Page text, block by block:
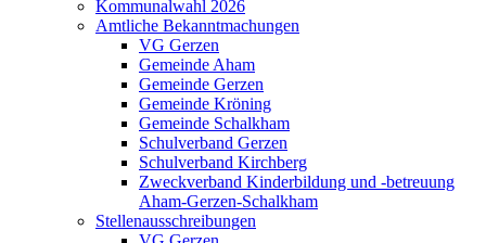
Kommunalwahl 2026
Amtliche Bekanntmachungen
VG Gerzen
Gemeinde Aham
Gemeinde Gerzen
Gemeinde Kröning
Gemeinde Schalkham
Schulverband Gerzen
Schulverband Kirchberg
Zweckverband Kinderbildung und -betreuung
Aham-Gerzen-Schalkham
Stellenausschreibungen